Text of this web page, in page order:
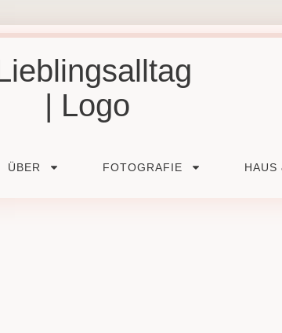
ÜBER FOTOGRAFIE HAUS